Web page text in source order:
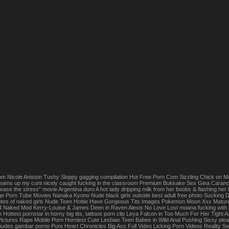
Nicole Aniston Tushy Sloppy gagging compilation Hot Free Porn Com Sizzling Chick
up my cunt nicely caught fucking in the classroom Premium Bukkake Sex Gina
the stress" movie Argentina duro A hot lady dripping milk from her boobs & flashing
Porn Tube Movies Nanaka Kyono Nude black girls outside best adult free photo
of naked girls Nude Teen Hottie Have Gorgeous Tits Images Pokemon Moon Xxx
Naked Mod Kerry-Louise & James Deen in Raven Alexis No Love Lost moana fucking
Hottest pornstar in horny big tits, tattoos porn clip Leya Falcon in Too Much For Her Tight
Rape Mobile Porn Horniest Cute Lesbian Teen Babes in Wild Anal Pushing Sissy
gambar porno Pure Heart Chronicles Big Ass Full Video Licking Porn Videos Reality